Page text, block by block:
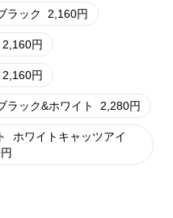
ラック 2,160円
2,160円
2,160円
ラック&ホワイト 2,280円
ホワイトキャッツアイ
円